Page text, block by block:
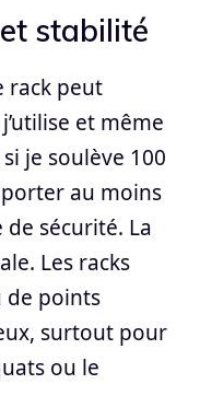
stabilité
rack peut
et même
je soulève 100
au moins
sécurité. La
Les racks
de points
surtout pour
ou le